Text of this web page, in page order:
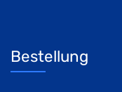
Bestellung